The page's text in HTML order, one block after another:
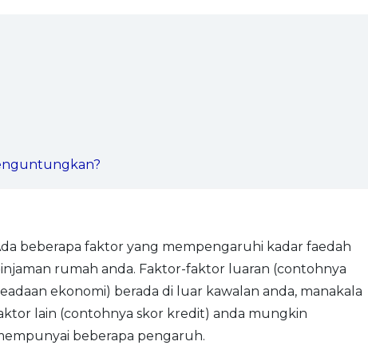
beberapa faktor yang mempengaruhi kadar faedah
rumah anda. Faktor-faktor luaran (contohnya
ekonomi) berada di luar kawalan anda, manakala
lain (contohnya skor kredit) anda mungkin
beberapa pengaruh.